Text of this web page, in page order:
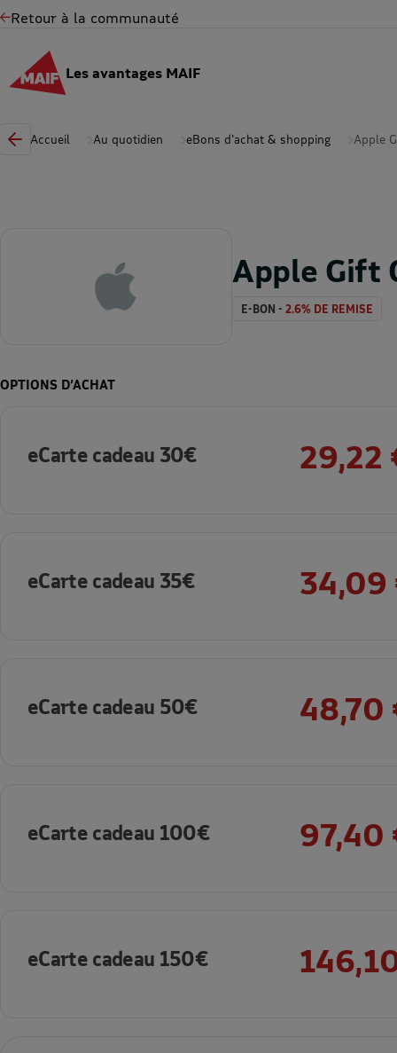
Retour à la communauté
Les avantages MAIF
Accueil Au quotidien eBons d'achat & shopping Apple
Apple Gift
E-BON - 2.6% DE REMISE
OPTIONS D’ACHAT
eCarte cadeau 30€ 29,22
eCarte cadeau 35€ 34,09
eCarte cadeau 50€ 48,70
eCarte cadeau 100€ 97,40
eCarte cadeau 150€